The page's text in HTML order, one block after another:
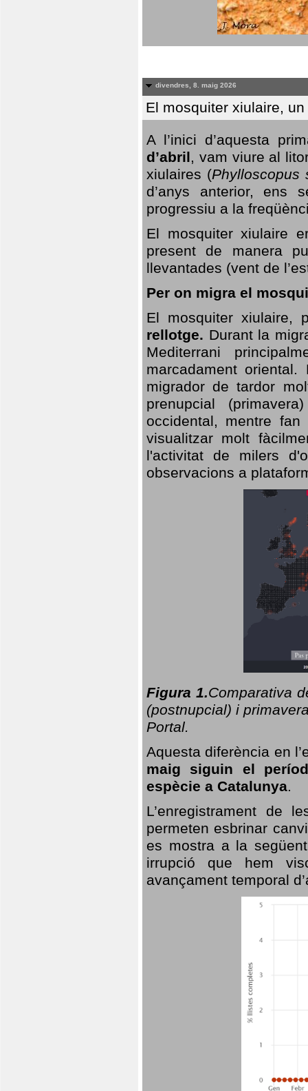
divendres, 8. maig 2026
El mosquiter xiulaire,
A l’inici d’aquesta
d’abril, vam viure al
xiulaires (Phylloscopus
d’anys anterior, ens
progressiu a la
El mosquiter xiulaire
present de manera
llevantades (vent de
Per on migra el
El mosquiter xiulaire,
rellotge. Durant la
Mediterrani
marcadament
migrador de tardor
prenupcial
occidental, mentre
visualitzar molt
l'activitat de milers
observacions a
Figura 1.Comparativa
(postnupcial) i
Portal.
Aquesta diferència en
maig siguin el
espècie a Catalunya.
L’enregistrament de
permeten esbrinar
es mostra a la
irrupció que hem
avançament temporal